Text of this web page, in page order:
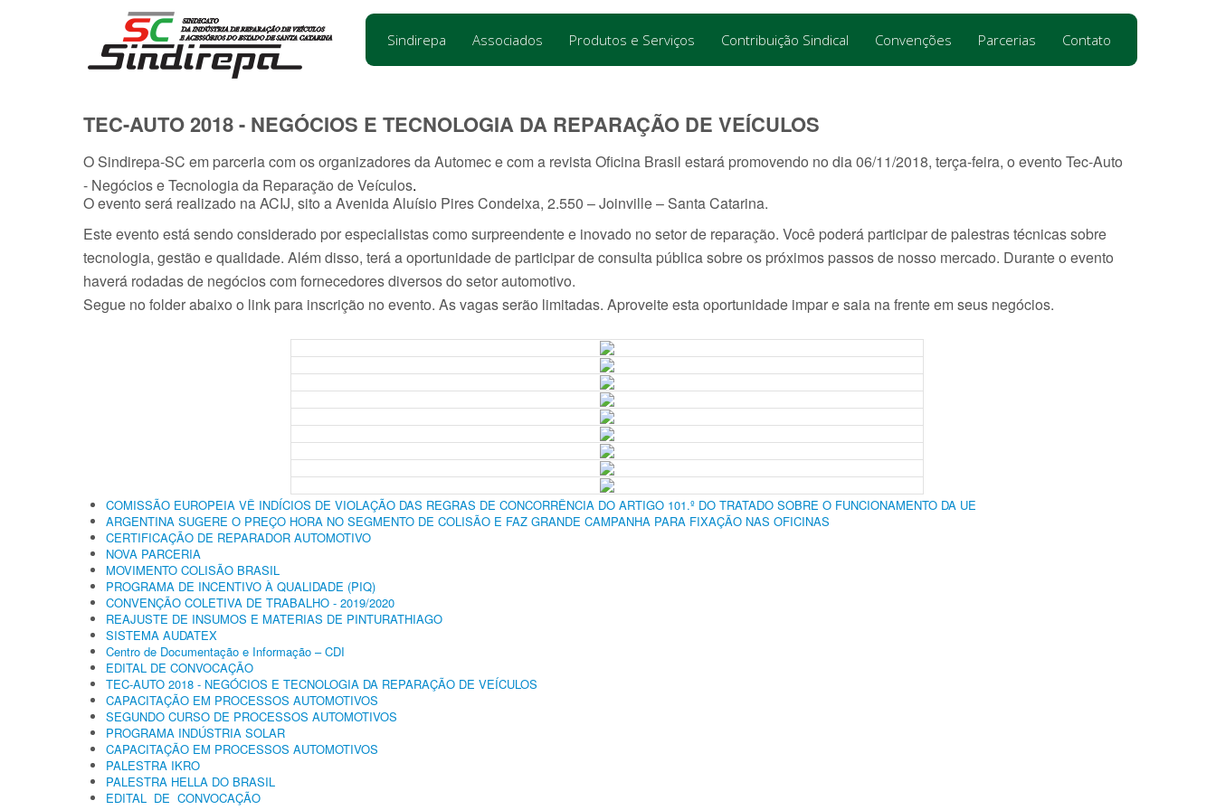
Sindirepa Associados Produtos e Serviços Contribuição Sindical Convenções Parcerias Contato
TEC-AUTO 2018 - NEGÓCIOS E TECNOLOGIA DA REPARAÇÃO DE VEÍCULOS
O Sindirepa-SC em parceria com os organizadores da Automec e com a revista Oficina Brasil estará promovendo no dia 06/11/2018, terça-feira, o evento Tec-Auto
- Negócios e Tecnologia da Reparação de Veículos.
O evento será realizado na ACIJ, sito a Avenida Aluísio Pires Condeixa, 2.550 – Joinville – Santa Catarina.
Este evento está sendo considerado por especialistas como surpreendente e inovado no setor de reparação. Você poderá participar de palestras técnicas sobre
tecnologia, gestão e qualidade. Além disso, terá a oportunidade de participar de consulta pública sobre os próximos passos de nosso mercado. Durante o evento
haverá rodadas de negócios com fornecedores diversos do setor automotivo.
Segue no folder abaixo o link para inscrição no evento. As vagas serão limitadas. Aproveite esta oportunidade impar e saia na frente em seus negócios.
COMISSÃO EUROPEIA VÊ INDÍCIOS DE VIOLAÇÃO DAS REGRAS DE CONCORRÊNCIA DO ARTIGO 101.º DO TRATADO SOBRE O FUNCIONAMENTO DA UE
ARGENTINA SUGERE O PREÇO HORA NO SEGMENTO DE COLISÃO E FAZ GRANDE CAMPANHA PARA FIXAÇÃO NAS OFICINAS
CERTIFICAÇÃO DE REPARADOR AUTOMOTIVO
NOVA PARCERIA
MOVIMENTO COLISÃO BRASIL
PROGRAMA DE INCENTIVO À QUALIDADE (PIQ)
CONVENÇÃO COLETIVA DE TRABALHO - 2019/2020
REAJUSTE DE INSUMOS E MATERIAS DE PINTURATHIAGO
SISTEMA AUDATEX
Centro de Documentação e Informação – CDI
EDITAL DE CONVOCAÇÃO
TEC-AUTO 2018 - NEGÓCIOS E TECNOLOGIA DA REPARAÇÃO DE VEÍCULOS
CAPACITAÇÃO EM PROCESSOS AUTOMOTIVOS
SEGUNDO CURSO DE PROCESSOS AUTOMOTIVOS
PROGRAMA INDÚSTRIA SOLAR
CAPACITAÇÃO EM PROCESSOS AUTOMOTIVOS
PALESTRA IKRO
PALESTRA HELLA DO BRASIL
EDITAL DE CONVOCAÇÃO